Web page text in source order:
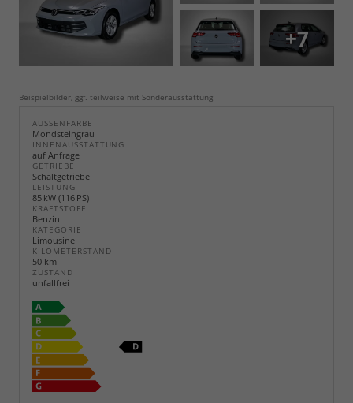
+7
Beispielbilder, ggf. teilweise mit Sonderausstattung
AUSSENFARBE
Mondsteingrau
INNENAUSSTATTUNG
auf Anfrage
GETRIEBE
Schaltgetriebe
LEISTUNG
85 kW (116 PS)
KRAFTSTOFF
Benzin
KATEGORIE
Limousine
KILOMETERSTAND
50 km
ZUSTAND
unfallfrei